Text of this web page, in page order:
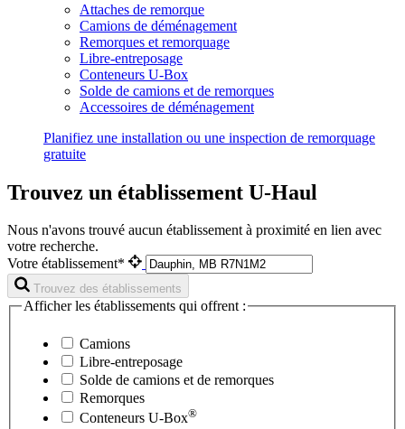
Attaches de remorque
Camions de déménagement
Remorques et remorquage
Libre-entreposage
Conteneurs U-Box
Solde de camions et de remorques
Accessoires de déménagement
Planifiez une installation ou une inspection de remorquage
gratuite
Trouvez un établissement U-Haul
Nous n'avons trouvé aucun établissement à proximité en lien avec
votre recherche.
Votre établissement*
Trouvez des établissements
Afficher les établissements qui offrent :
Camions
Libre-entreposage
Solde de camions et de remorques
Remorques
Conteneurs U-Box®